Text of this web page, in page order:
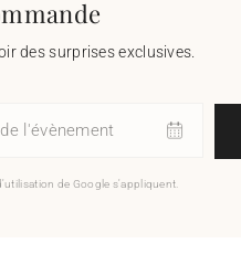
des surprises exclusives.
l'évènement
de Google s'appliquent.